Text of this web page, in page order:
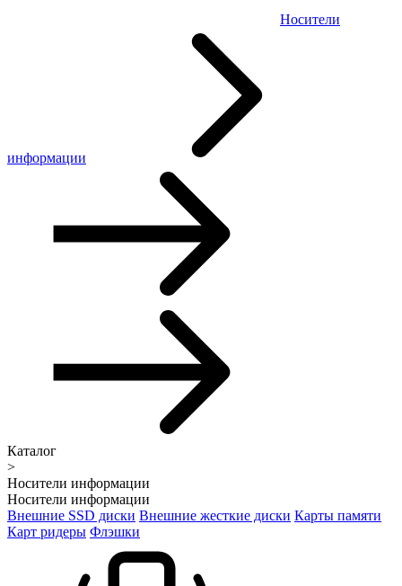
Носители
информации
Каталог
>
Носители информации
Носители информации
Внешние SSD диски Внешние жесткие диски Карты памяти
Карт ридеры Флэшки